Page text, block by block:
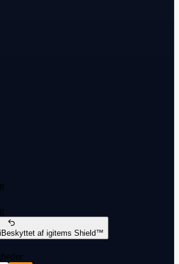
Beskyttet af igitems Shield™